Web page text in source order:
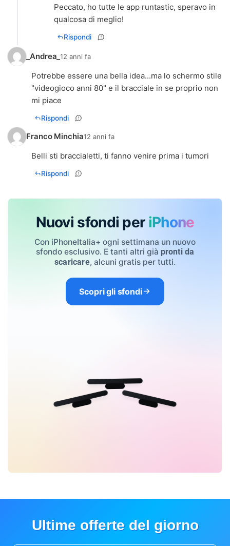
Peccato, ho tutte le app runtastic, speravo in
qualcosa di meglio!
Rispondi
_Andrea_12 anni fa
Potrebbe essere una bella idea...ma lo schermo stile
"videogioco anni 80" e il bracciale in se proprio non
mi piace
Rispondi
Franco Minchia12 anni fa
Belli sti braccialetti, ti fanno venire prima i tumori
Rispondi
Nuovi sfondi per iPhone
Con iPhoneItalia+ ogni settimana un nuovo
sfondo esclusivo. E tanti altri già pronti da
scaricare, alcuni gratis per tutti.
Scopri gli sfondi
Ultime offerte del giorno